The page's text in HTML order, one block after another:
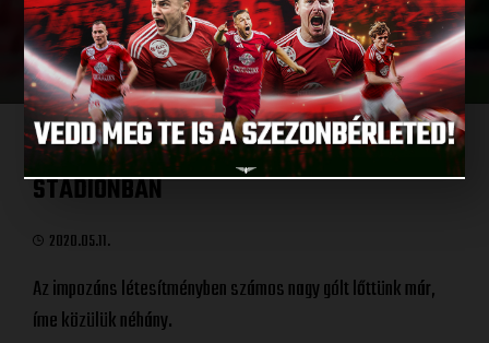
DEBRECENI BOMBAGÓLOK A NAGYERDEI
STADIONBAN
2020.05.11.
Az impozáns létesítményben számos nagy gólt lőttünk már,
íme közülük néhány.